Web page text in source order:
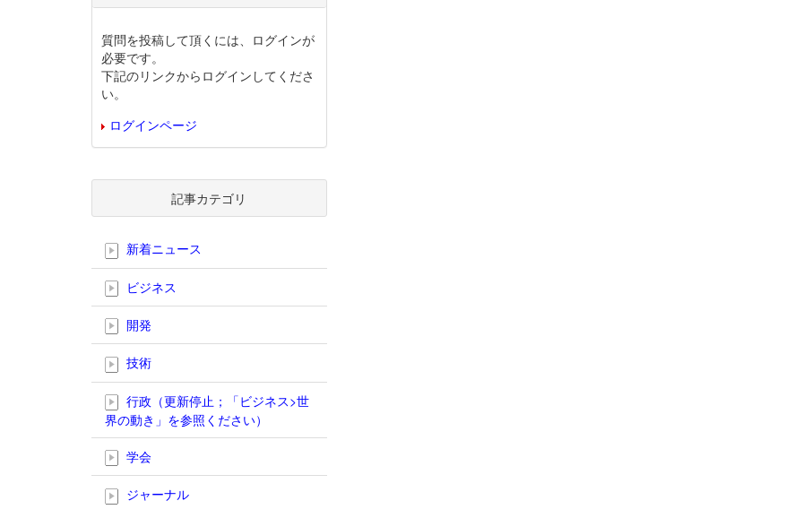
質問を投稿して頂くには、ログインが
必要です。
下記のリンクからログインしてくださ
い。
ログインページ
記事カテゴリ
新着ニュース
ビジネス
開発
技術
行政（更新停止；「ビジネス>世
界の動き」を参照ください）
学会
ジャーナル